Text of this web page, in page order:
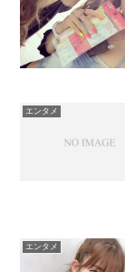
エンタメ
エンタメ